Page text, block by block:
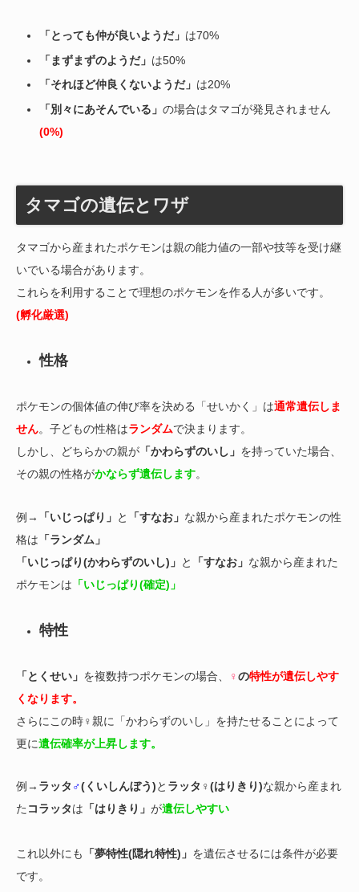
「とっても仲が良いようだ」 は70%
「まずまずのようだ」 は50%
「それほど仲良くないようだ」 は20%
「別々にあそんでいる」 の場合はタマゴが発見されません
(0%)
タマゴの遺伝とワザ
タマゴから産まれたポケモンは親の能力値の一部や技等を受け継
いでいる場合があります。
これらを利用することで理想のポケモンを作る人が多いです。
(孵化厳選)
性格
ポケモンの個体値の伸び率を決める「せいかく」は通常遺伝しま
せん。子どもの性格はランダムで決まります。
しかし、どちらかの親が 「かわらずのいし」 を持っていた場合、
その親の性格がかならず遺伝します。
例→ 「いじっぱり」 と 「すなお」 な親から産まれたポケモンの性
格は 「ランダム」
「いじっぱり(かわらずのいし)」 と 「すなお」 な親から産まれた
ポケモンは 「いじっぱり(確定)」
特性
「とくせい」 を複数持つポケモンの場合、 ♀の特性が遺伝しやす
くなります。
さらにこの時♀親に「かわらずのいし」を持たせることによって
更に遺伝確率が上昇します。
例→ ラッタ ♂(くいしんぼう)と ラッタ♀(はりきり)な親から産まれ
た コラッタは 「はりきり」 が遺伝しやすい
これ以外にも 「夢特性(隠れ特性)」 を遺伝させるには条件が必要
です。